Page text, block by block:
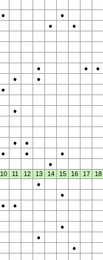
●
●
●
●
● ●
●
●
●
●
●
●
●
● ●
●
●
10 11 12 13 14 15 16 17
18
●
●
●
●
●
●
●